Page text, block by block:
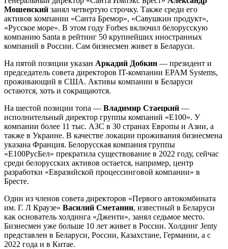
Мошенский занял четвертую строчку. Также среди его
активов компании «Санта Бремор», «Савушкин продукт»,
«Русское море». В этом году Forbes включил белорусскую
компанию Santa в рейтинг 50 крупнейших иностранных
компаний в России. Сам бизнесмен живет в Беларуси.
На пятой позиции указан Аркадий Добкин — президент и
председатель совета директоров IT-компании EPAM Systems,
проживающий в США. Активы компании в Беларуси
остаются, хоть и сокращаются.
На шестой позиции топа — Владимир Стаецкий —
исполнительный директор группы компаний «Е100». У
компании более 11 тыс. АЗС в 30 странах Европы и Азии, а
также в Украине. В качестве локации проживания бизнесмена
указана Франция. Белорусская компания группы
«Е100РусБел» прекратила существование в 2022 году, сейчас
среди белорусских активов остается, например, центр
разработки «Евразийской процессинговой компании» в
Бресте.
Один из членов совета директоров «Первого автокомбината
им. Г. Л Краузе» Василий Сметанин, известный в Беларуси
как основатель холдинга «Дженти», занял седьмое место.
Бизнесмен уже больше 10 лет живет в России. Холдинг Jenty
представлен в Беларуси, России, Казахстане, Германии, а с
2022 года и в Китае.